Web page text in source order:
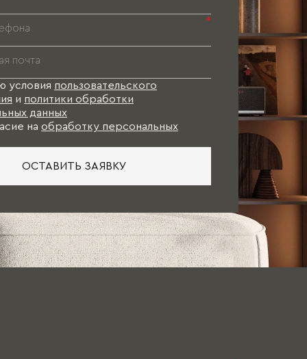
*
условия пользовательского
и политики обработки
данных
на обработку персональных
ОСТАВИТЬ ЗАЯВКУ